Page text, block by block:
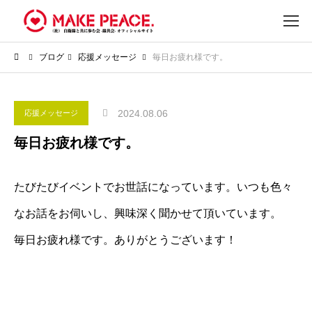
ブログ 応援メッセージ 毎日お疲れ様です。
応援メッセージ 2024.08.06
毎日お疲れ様です。
たびたびイベントでお世話になっています。いつも色々
なお話をお伺いし、興味深く聞かせて頂いています。
毎日お疲れ様です。ありがとうございます！